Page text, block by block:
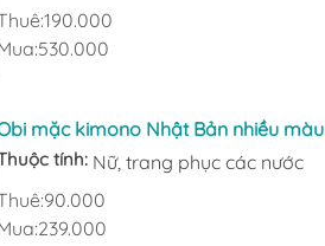
190.000
530.000
mặc kimono Nhật Bản nhiều
tính: Nữ, trang phục các nước
90.000
239.000